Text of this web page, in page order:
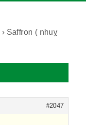
› Saffron ( nhuỵ
#2047